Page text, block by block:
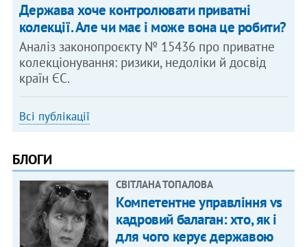
Держава хоче контролювати приватні
колекції. Але чи має і може вона це робити?
Аналіз законопроєкту № 15436 про приватне
колекціонування: ризики, недоліки й досвід
країн ЄС.
Всі публікації
БЛОГИ
СВІТЛАНА ТОПАЛОВА
Компетентне управління vs
кадровий балаган: хто, як і
для чого керує державою